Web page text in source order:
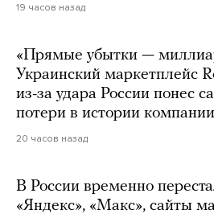
19 часов назад
«Прямые убытки —
Украинский маркетплейс
из-за удара России понес
потери в истории компании
20 часов назад
В России временно
«Яндекс», «Макс», сайты